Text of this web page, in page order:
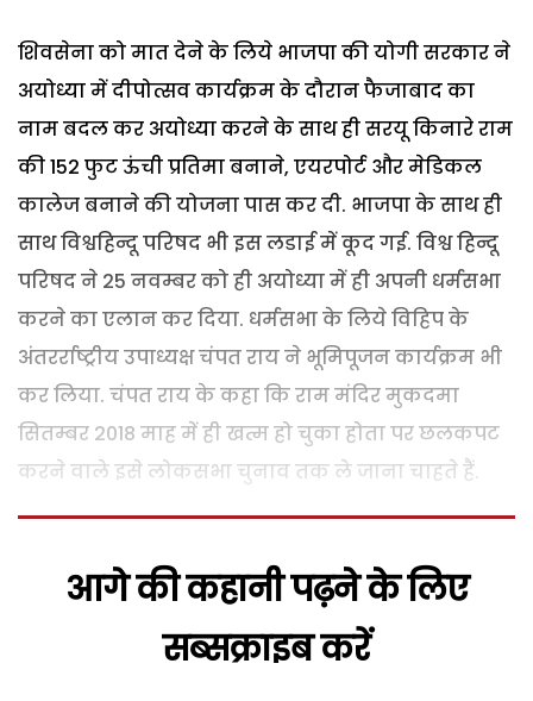
शिवसेना को मात देने के लिये भाजपा की योगी सरकार ने
अयोध्या में दीपोत्सव कार्यक्रम के दौरान फैजाबाद का
नाम बदल कर अयोध्या करने के साथ ही सरयू किनारे राम
की 152 फुट ऊंची प्रतिमा बनाने, एयरपोर्ट और मेडिकल
कालेज बनाने की योजना पास कर दी. भाजपा के साथ ही
साथ विश्वहिन्दू परिषद भी इस लडाई में कूद गई. विश्व हिन्दू
परिषद ने 25 नवम्बर को ही अयोध्या में ही अपनी धर्मसभा
करने का एलान कर दिया. धर्मसभा के लिये विहिप के
अंतरर्राष्ट्रीय उपाध्यक्ष चंपत राय ने भूमिपूजन कार्यक्रम भी
कर लिया. चंपत राय के कहा कि राम मंदिर मुकदमा
सितम्बर 2018 माह में ही खत्म हो चुका होता पर छलकपट
करने वाले इसे लोकसभा चुनाव तक ले जाना चाहते हैं.
आगे की कहानी पढ़ने के लिए
सब्सक्राइब करें